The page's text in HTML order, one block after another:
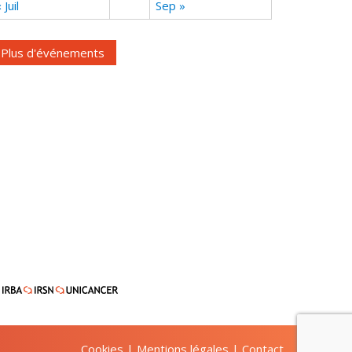
Juil Sep »
Plus d'événements
Cookies | Mentions légales | Contact